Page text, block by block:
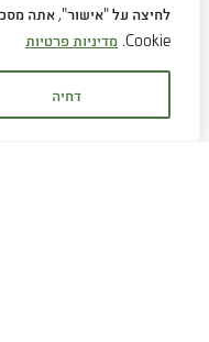
לחיצה על "אישור", אתה
Cookie. מדיניות פרטיות
דחיה